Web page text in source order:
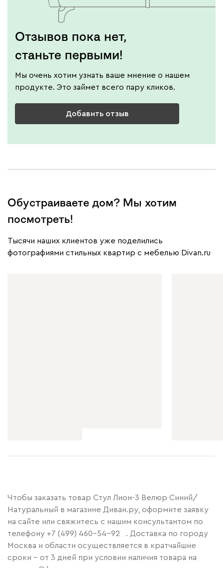
Отзывов пока нет,
станьте первыми!
Мы очень хотим узнать ваше мнение о нашем
продукте. Это займет всего пару кликов.
Добавить отзыв
Обустраиваете дом? Мы хотим
посмотреть!
Тысячи наших клиентов уже поделились
фотографиями стильных квартир с мебелью Divan.ru
Чтобы заказать товар Стул Лион-3 Велюр Синий/
Натуральный в магазине Диван.ру, оформите заявку
на сайте или свяжитесь с нашим консультантом по
телефону +7 (499) 460-54-92
. Доставка по городу
Москва и области осуществляется в кратчайшие
сроки – от 3 дней при условии наличия товара на